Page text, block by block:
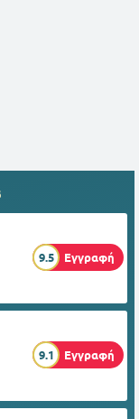
9.5 Εγγραφή
9.1 Εγγραφή